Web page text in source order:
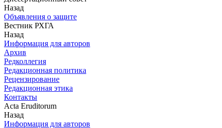
Назад
Объявления о защите
Вестник РХГА
Назад
Информация для авторов
Архив
Редколлегия
Редакционная политика
Рецензирование
Редакционная этика
Контакты
Acta Eruditorum
Назад
Информация для авторов